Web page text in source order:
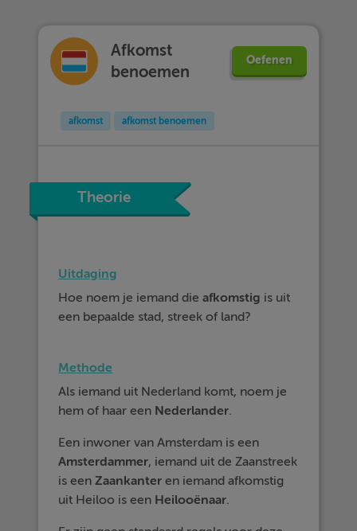
Afkomst
benoemen
Oefenen
afkomst afkomst benoemen
Theorie
Uitdaging
Hoe noem je iemand dieafkomstig is uit
een bepaalde stad, streek of land?
Methode
Als iemand uit Nederland komt, noem je
hem of haar een Nederlander.
Een inwoner van Amsterdam is een
Amsterdammer, iemand uit de Zaanstreek
is eenZaankanter en iemand afkomstig
uit Heiloo is een Heilooënaar.